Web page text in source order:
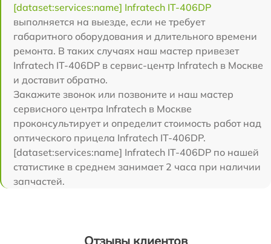
[dataset:services:name] Infratech IT-406DP
выполняется на выезде, если не требует
габаритного оборудования и длительного времени
ремонта. В таких случаях наш мастер привезет
Infratech IT-406DP в сервис-центр Infratech в Москве
и доставит обратно.
Закажите звонок или позвоните и наш мастер
сервисного центра Infratech в Москве
проконсультирует и определит стоимость работ над
оптического прицела Infratech IT-406DP.
[dataset:services:name] Infratech IT-406DP по нашей
статистике в среднем занимает 2 часа при наличии
запчастей.
Отзывы клиентов